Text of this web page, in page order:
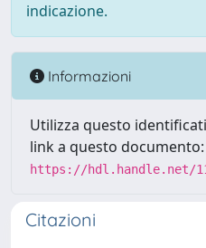
indicazione.
Informazioni
Utilizza questo
link a questo documento:
https://hdl.handle.net/
Citazioni